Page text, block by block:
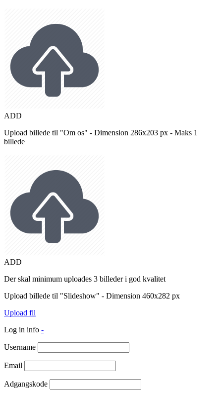
ADD
Upload billede til "Om os" - Dimension 286x203 px - Maks 1
billede
ADD
Der skal minimum uploades 3 billeder i god kvalitet
Upload billede til "Slideshow" - Dimension 460x282 px
Upload fil
Log in info -
Username
Email
Adgangskode